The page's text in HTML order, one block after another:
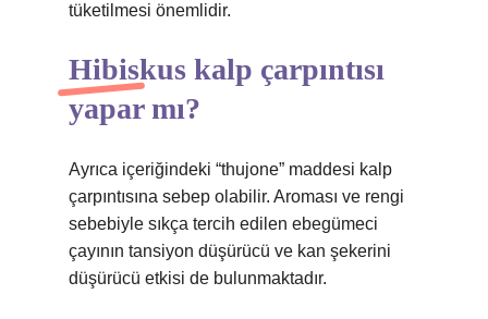
tüketilmesi önemlidir.
Hibiskus kalp çarpıntısı
yapar mı?
Ayrıca içeriğindeki “thujone” maddesi kalp
çarpıntısına sebep olabilir. Aroması ve rengi
sebebiyle sıkça tercih edilen ebegümeci
çayının tansiyon düşürücü ve kan şekerini
düşürücü etkisi de bulunmaktadır.